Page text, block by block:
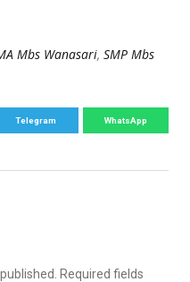
Mbs Wanasari, SMP Mbs
Telegram WhatsApp
Required fields